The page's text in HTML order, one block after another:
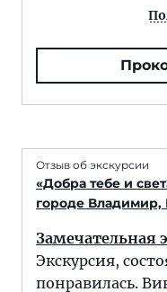
Отзыв об экскурсии
«Добра тебе и
городе Владимир,
Замечательная
Экскурсия,
понравилась.